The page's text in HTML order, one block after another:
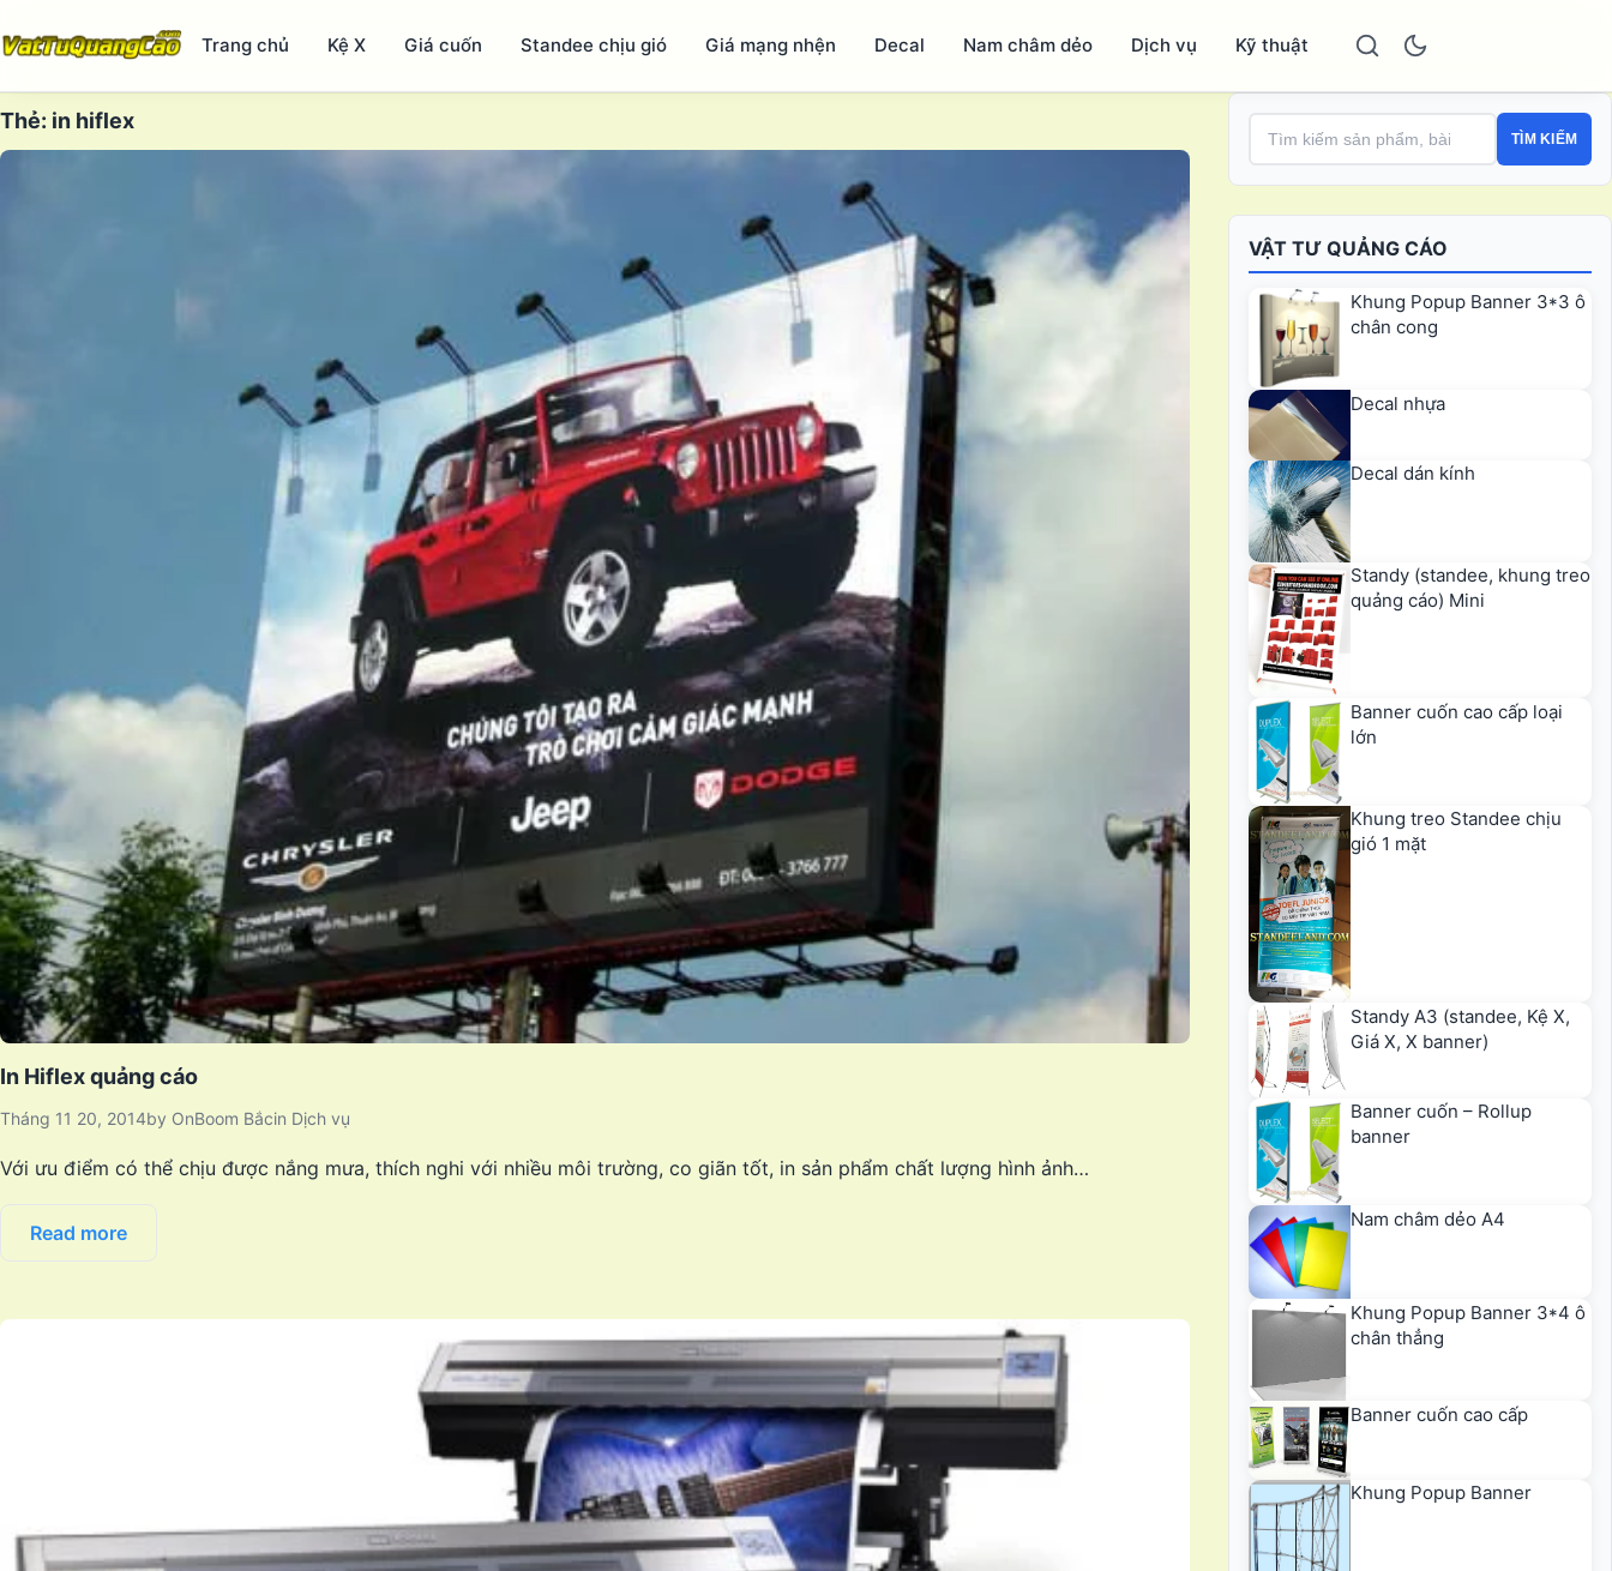
Trang chủ Kệ X Giá cuốn Standee chịu gió Giá mạng nhện Decal Nam châm dẻo Dịch vụ Kỹ thuật
Thẻ: in hiflex
In Hiflex quảng cáo
Tháng 11 20, 2014by OnBoom Bắcin Dịch vụ
Với ưu điểm có thể chịu được nắng mưa, thích nghi với nhiều môi trường, co giãn tốt, in sản phẩm chất lượng hình ảnh…
Read more
TÌM KIẾM
VẬT TƯ QUẢNG CÁO
Khung Popup Banner 3*3 ô
chân cong
Decal nhựa
Decal dán kính
Standy (standee, khung treo
quảng cáo) Mini
Banner cuốn cao cấp loại
lớn
Khung treo Standee chịu
gió 1 mặt
Standy A3 (standee, Kệ X,
Giá X, X banner)
Banner cuốn – Rollup
banner
Nam châm dẻo A4
Khung Popup Banner 3*4 ô
chân thẳng
Banner cuốn cao cấp
Khung Popup Banner